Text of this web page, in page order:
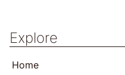
Explore
Home